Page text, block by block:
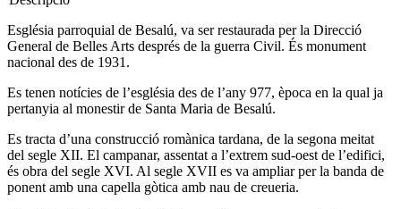
Església parroquial de Besalú, va ser restaurada per la Direcció
General de Belles Arts després de la guerra Civil. És monument
nacional des de 1931.
Es tenen notícies de l’església des de l’any 977, època en la qual ja
pertanyia al monestir de Santa Maria de Besalú.
Es tracta d’una construcció romànica tardana, de la segona meitat
del segle XII. El campanar, assentat a l’extrem sud-oest de l’edifici,
és obra del segle XVI. Al segle XVII es va ampliar per la banda de
ponent amb una capella gòtica amb nau de creueria.